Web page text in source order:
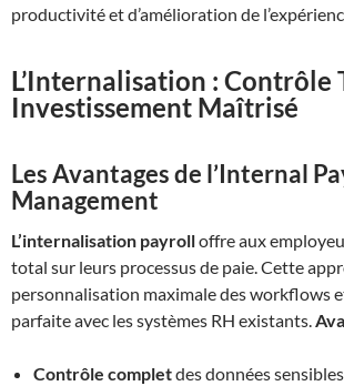
productivité et d’amélioration de
L’Internalisation : Contrôle
Investissement Maîtrisé
Les Avantages de l’Internal
Management
L’internalisation payrolloffre aux
total sur leurs processus de paie. Cette
personnalisation maximale des workflows
parfaite avec les systèmes RH existants.
Contrôle completdes données